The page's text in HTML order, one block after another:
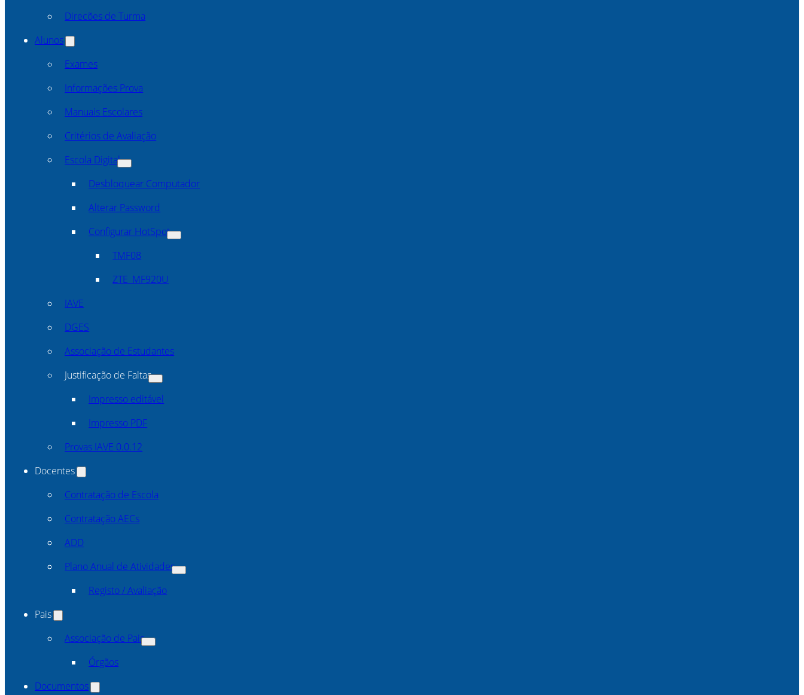
Direcões de Turma
Alunos
Exames
Informações Prova
Manuais Escolares
Critérios de Avaliação
Escola Digital
Desbloquear Computador
Alterar Password
Configurar HotSpot
TMF08
ZTE_MF920U
IAVE
DGES
Associação de Estudantes
Justificação de Faltas
Impresso editável
Impresso PDF
Provas IAVE 0.0.12
Docentes
Contratação de Escola
Contratação AECs
ADD
Plano Anual de Atividades
Registo / Avaliação
Pais
Associação de Pais
Órgãos
Documentos